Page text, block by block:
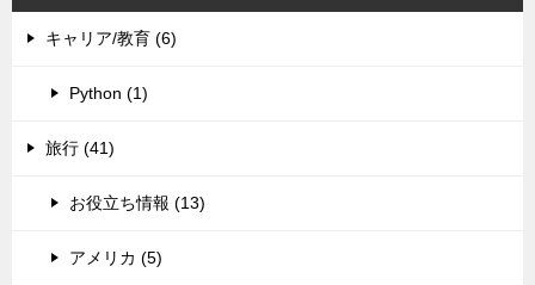
キャリア/教育 (6)
Python (1)
旅行 (41)
お役立ち情報 (13)
アメリカ (5)